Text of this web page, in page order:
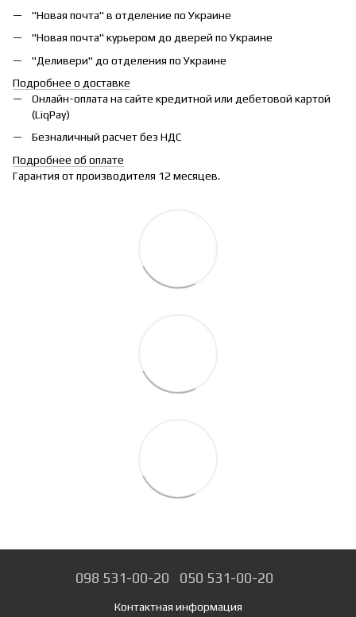
"Новая почта" в отделение по Украине
"Новая почта" курьером до дверей по Украине
"Деливери" до отделения по Украине
Подробнее о доставке
Онлайн-оплата на сайте кредитной или дебетовой картой
(LiqPay)
Безналичный расчет без НДС
Подробнее об оплате
Гарантия от производителя 12 месяцев.
098 531-00-20 050 531-00-20
Контактная информация